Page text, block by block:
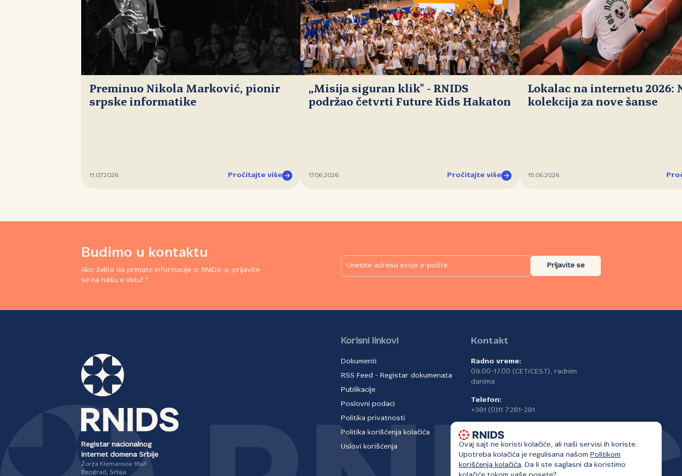
Preminuo Nikola Marković, pionir
srpske informatike
11.07.2026. Pročitajte više
„Misija siguran klik" - RNIDS
podržao četvrti Future Kids Hakaton
17.06.2026. Pročitajte više
Lokalac na internetu 2026:
kolekcija za nove šanse
15.06.2026.
Budimo u kontaktu
Ako želite da primate informacije iz RNIDS-a, prijavite
se na našu e-listu! *
Prijavite se
Registar nacionalnog
internet domena Srbije
Žorža Klemansoa 18a/I
Beograd, Srbija
Korisni linkovi
Dokumenti
RSS Feed - Registar dokumenata
Publikacije
Poslovni podaci
Politika privatnosti
Politika korišćenja kolačića
Uslovi korišćenja
Kontakt
Radno vreme:
09.00-17.00 (CET/CEST), radnim
danima
Telefon:
+381 (0)11 7281-281
Ovaj sajt ne koristi kolačiće, ali naši servisi ih koriste.
Upotreba kolačića je regulisana našom Politikom
korišćenja kolačića. Da li ste saglasni da koristimo